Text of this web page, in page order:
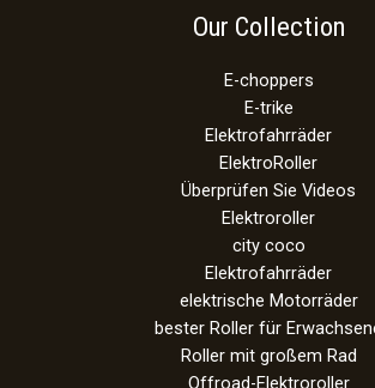
Our Collection
E-choppers
E-trike
Elektrofahrräder
ElektroRoller
Überprüfen Sie Videos
Elektroroller
city coco
Elektrofahrräder
elektrische Motorräder
bester Roller für
Roller mit großem Rad
Offroad-Elektroroller